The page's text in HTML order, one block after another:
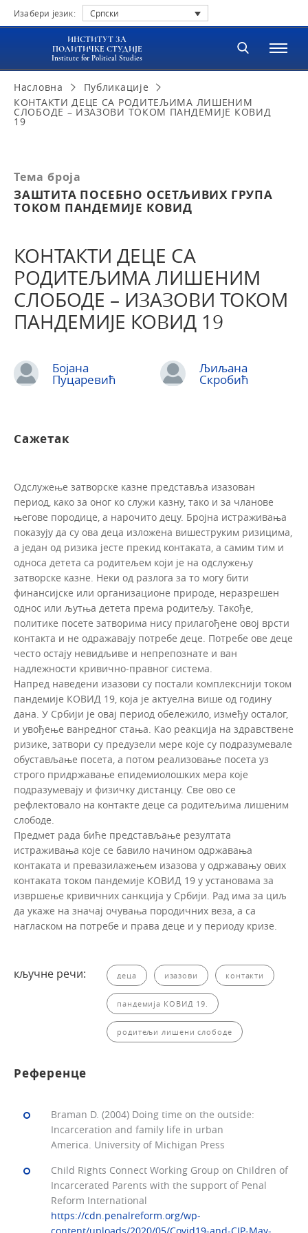
Изабери језик: Српски
ИНСТИТУТ ЗА
ПОЛИТИЧКЕ СТУДИЈЕ
Institute for Political Studies
Насловна
Публикације
КОНТАКТИ ДЕЦЕ СА РОДИТЕЉИМА ЛИШЕНИМ
СЛОБОДЕ – ИЗАЗОВИ ТОКОМ ПАНДЕМИЈЕ КОВИД
19
Тема броја
ЗАШТИТА ПОСЕБНО ОСЕТЉИВИХ ГРУПА
ТОКОМ ПАНДЕМИЈЕ КОВИД
КОНТАКТИ ДЕЦЕ СА
РОДИТЕЉИМА ЛИШЕНИМ
СЛОБОДЕ – ИЗАЗОВИ ТОКОМ
ПАНДЕМИЈЕ КОВИД 19
Бојана
Пуцаревић
Љиљана
Скробић
Сажетак
Одслужење затворске казне представља изазован
период, како за оног ко служи казну, тако и за чланове
његове породице, а нарочито децу. Бројна истраживања
показују да су ова деца изложена вишеструким ризицима,
а један од ризика јесте прекид контаката, а самим тим и
односа детета са родитељем који је на одслужењу
затворске казне. Неки од разлога за то могу бити
финансијске или организационе природе, неразрешен
однос или љутња детета према родитељу. Такође,
политике посете затворима нису прилагођене овој врсти
контакта и не одражавају потребе деце. Потребе ове деце
често остају невидљиве и непрепознате и ван
надлежности кривично-правног система.
Напред наведени изазови су постали комплекснији током
пандемије КОВИД 19, која је актуелна више од годину
дана. У Србији је овај период обележило, између осталог,
и увођење ванредног стања. Као реакција на здравствене
ризике, затвори су предузели мере које су подразумевале
обустављање посета, а потом реализовање посета уз
строго придржавање епидемиолошких мера које
подразумевају и физичку дистанцу. Све ово се
рефлектовало на контакте деце са родитељима лишеним
слободе.
Предмет рада биће представљање резултата
истраживања које се бавило начином одржавања
контаката и превазилажењем изазова у одржавању ових
контаката током пандемије КОВИД 19 у установама за
извршење кривичних санкција у Србији. Рад има за циљ
да укаже на значај очувања породичних веза, а са
нагласком на потребе и права деце и у периоду кризе.
кључне речи: деца изазови контакти
пандемија КОВИД 19.
родитељи лишени слободе
Референце
Braman D. (2004) Doing time on the outside:
Incarceration and family life in urban
America. University of Michigan Press
Child Rights Connect Working Group on Children of
Incarcerated Parents with the support of Penal
Reform International
https://cdn.penalreform.org/wp-